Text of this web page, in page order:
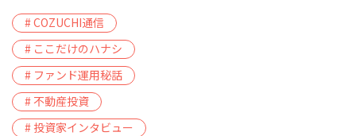
# COZUCHI通信
# ここだけのハナシ
# ファンド運用秘話
# 不動産投資
# 投資家インタビュー